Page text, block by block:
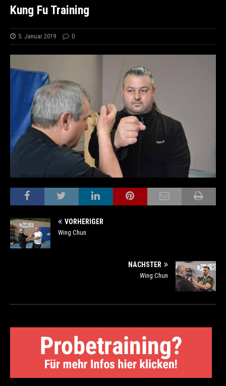
Kung Fu Training
5. Januar 2019 0
VORHERIGER
Wing Chun
NÄCHSTER
Wing Chun